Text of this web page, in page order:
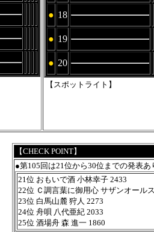
● 18
● 19
● 20
【スポットライト】
【CHECK POINT】
●第105回は21位から30位までの発表あ
21位 おもいで酒 小林幸子 2433
22位 Ｃ調言葉に御用心 サザンオール
23位 白馬山麓 狩人 2273
24位 舟唄 八代亜紀 2033
25位 酒場舟 森 進一 1860